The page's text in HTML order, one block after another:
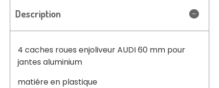
Description
4 caches roues enjoliveur AUDI 60 mm pour
jantes aluminium
matiére en plastique